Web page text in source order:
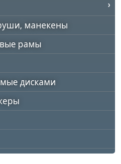
манекены
рамы
дисками